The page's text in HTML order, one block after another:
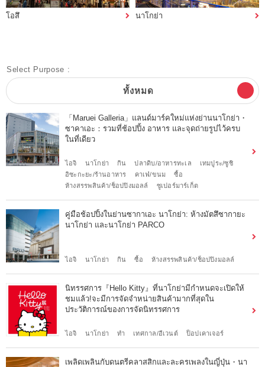
โอสึ นาโกย่า
Select Purpose :
ทั้งหมด
「Maruei Galleria」แลนด์มาร์คใหม่แห่งย่านนาโกย่า・
ซาคาเอะ：รวมที่ช้อปปิ้ง อาหาร และจุดถ่ายรูปไว้ครบ
ในที่เดียว
ไอจิ นาโกย่า กิน ปลาดิบ/อาหารทะเล
เทมปูระ/ซูชิ
อิซะกะยะ/ร้านอาหาร
คาเฟ่/ขนม
ซื้อ
ห้างสรรพสินค้า/ช็อปปิงมอลล์
ซูเปอร์มาร์เก็ต
คู่มือช้อปปิ้งในย่านซากาเอะ นาโกย่า: ห้างมัตสึซากายะ
นาโกย่า และนาโกย่า PARCO
ไอจิ นาโกย่า กิน ซื้อ ห้างสรรพสินค้า/ช็อปปิงมอลล์
นิทรรศการ『Hello Kitty』ที่นาโกย่ามีกำหนดจะเปิดให้
ชมแล้ว!จะมีการจัดจำหน่ายสินค้ามากที่สุดใน
ประวัติการณ์ของการจัดนิทรรศการ
ไอจิ นาโกย่า ทำ เทศกาล/อีเวนต์ ป็อปเคาเจอร์
เพลิดเพลินกับดนตรีคลาสสิกและละครเพลงในญี่ปุ่น・นา